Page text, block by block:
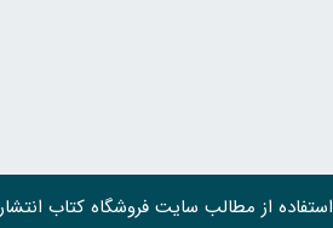
استفاده از مطالب سايت فروشگاه کتاب